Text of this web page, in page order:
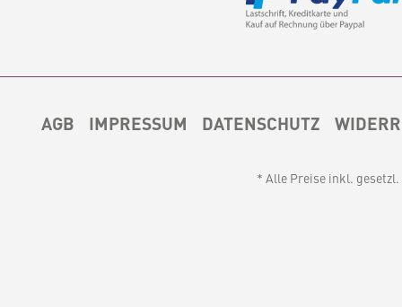
AGB IMPRESSUM DATENSCHUTZ
* Alle Preise inkl.